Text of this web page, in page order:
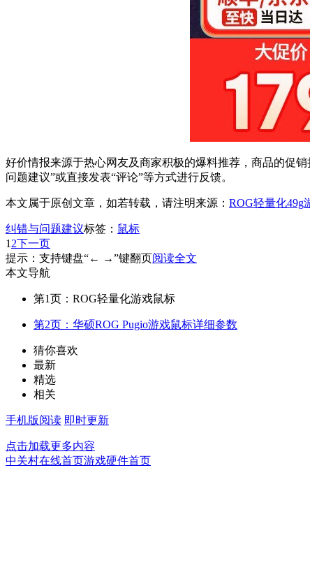
好价情报来源于热心网友及商家积极的爆料推荐，商品的促
问题建议”或直接发表“评论”等方式进行反馈。
本文属于原创文章，如若转载，请注明来源： ROG轻量化49g
纠错与问题建议标签： 鼠标
1 2下一页
提示：支持键盘“← →”键翻页阅读全文
本文导航
第1页：ROG轻量化游戏鼠标
第2页：华硕ROG Pugio游戏鼠标详细参数
猜你喜欢
最新
精选
相关
手机版阅读 即时更新
点击加载更多内容
中关村在线首页游戏硬件首页